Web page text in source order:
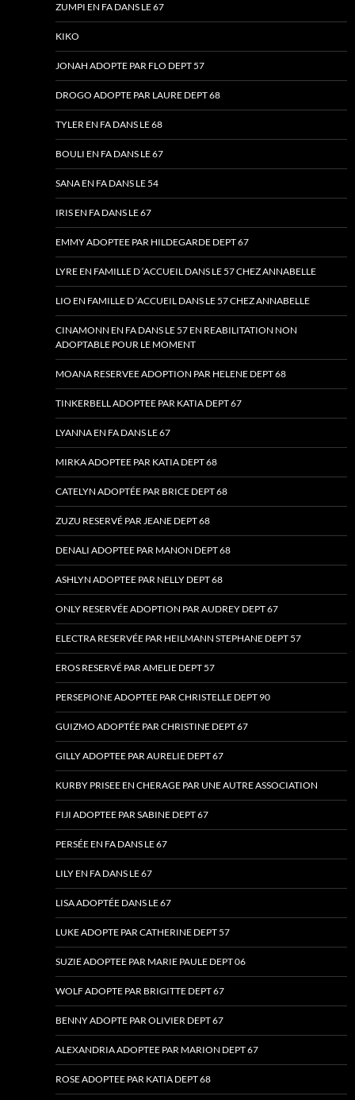
ZUMPI EN FA DANS LE 67
KIKO
JONAH ADOPTE PAR FLO DEPT 57
DROGO ADOPTE PAR LAURE DEPT 68
TYLER EN FA DANS LE 68
BOULI EN FA DANS LE 67
SANA EN FA DANS LE 54
IRIS EN FA DANS LE 67
EMMY ADOPTEE PAR HILDEGARDE DEPT 67
LYRE EN FAMILLE D ‘ACCUEIL DANS LE 57 CHEZ ANNABELLE
LIO EN FAMILLE D ‘ACCUEIL DANS LE 57 CHEZ ANNABELLE
CINAMONN EN FA DANS LE 57 EN REABILITATION NON
ADOPTABLE POUR LE MOMENT
MOANA RESERVEE ADOPTION PAR HELENE DEPT 68
TINKERBELL ADOPTEE PAR KATIA DEPT 67
LYANNA EN FA DANS LE 67
MIRKA ADOPTEE PAR KATIA DEPT 68
CATELYN ADOPTÉE PAR BRICE DEPT 68
ZUZU RESERVÉ PAR JEANE DEPT 68
DENALI ADOPTEE PAR MANON DEPT 68
ASHLYN ADOPTEE PAR NELLY DEPT 68
ONLY RESERVÉE ADOPTION PAR AUDREY DEPT 67
ELECTRA RESERVÉE PAR HEILMANN STEPHANE DEPT 57
EROS RESERVÉ PAR AMELIE DEPT 57
PERSEPIONE ADOPTEE PAR CHRISTELLE DEPT 90
GUIZMO ADOPTÉE PAR CHRISTINE DEPT 67
GILLY ADOPTEE PAR AURELIE DEPT 67
KURBY PRISEE EN CHERAGE PAR UNE AUTRE ASSOCIATION
FIJI ADOPTEE PAR SABINE DEPT 67
PERSÉE EN FA DANS LE 67
LILY EN FA DANS LE 67
LISA ADOPTÉE DANS LE 67
LUKE ADOPTE PAR CATHERINE DEPT 57
SUZIE ADOPTEE PAR MARIE PAULE DEPT 06
WOLF ADOPTE PAR BRIGITTE DEPT 67
BENNY ADOPTE PAR OLIVIER DEPT 67
ALEXANDRIA ADOPTEE PAR MARION DEPT 67
ROSE ADOPTEE PAR KATIA DEPT 68